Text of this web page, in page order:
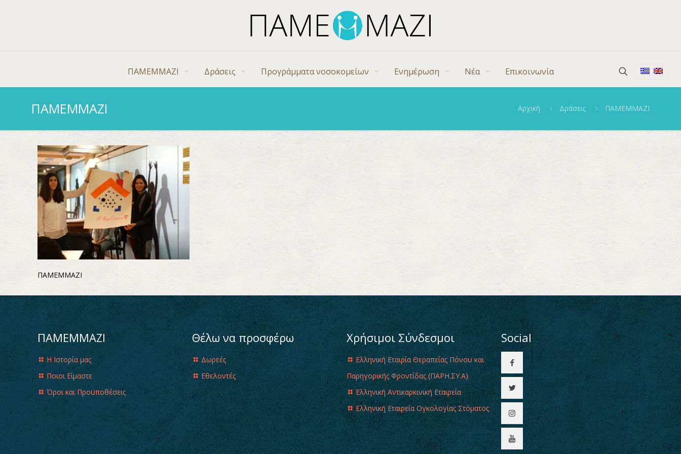
ΠΑΜΕΜΜΑΖΙ Δράσεις Προγράμματα νοσοκομείων Ενημέρωση Νέα Επικοινωνία
ΠΑΜΕΜΜΑΖΙ Αρχική Δράσεις ΠΑΜΕΜΜΑΖΙ
ΠΑΜΕΜΜΑΖΙ
ΠΑΜΕΜΜΑΖΙ
Η Ιστορία μας
Ποιοι Είμαστε
Όροι και Προϋποθέσεις
Θέλω να προσφέρω
Δωρεές
Εθελοντές
Χρήσιμοι Σύνδεσμοι
Ελληνική Εταιρία Θεραπείας Πόνου και
Παρηγορικής Φροντίδας (ΠΑΡΗ.ΣΥ.Α)
Ελληνική Αντικαρκινική Εταιρεία
Ελληνική Εταιρεία Ογκολογίας Στόματος
Social